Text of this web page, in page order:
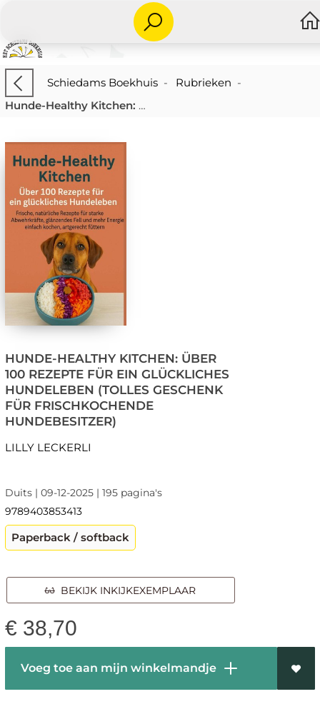
Schiedams Boekhuis- Rubrieken -
Hunde-Healthy Kitchen: Über 100 Rezepte für ein glückliches Hundeleben (Tolles Geschenk für frischkochende Hundebesitzer)
HUNDE-HEALTHY KITCHEN: ÜBER
100 REZEPTE FÜR EIN GLÜCKLICHES
HUNDELEBEN (TOLLES GESCHENK
FÜR FRISCHKOCHENDE
HUNDEBESITZER)
LILLY LECKERLI
Duits | 09-12-2025 | 195 pagina's
9789403853413
Paperback / softback
BEKIJK INKIJKEXEMPLAAR
€ 38,70
Voeg toe aan mijn winkelmandje